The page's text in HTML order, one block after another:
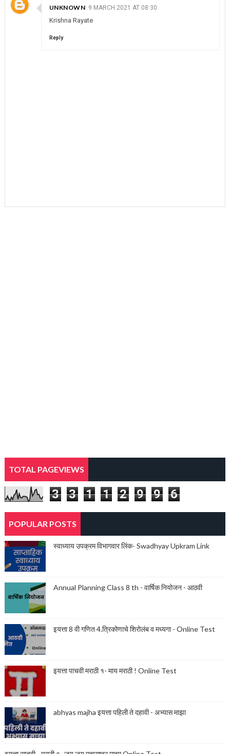
UNKNOWN 9 MARCH 2021 AT 08:30
Krishna Rayate
Reply
TOTAL PAGEVIEWS
3 3 1 1 2 9 9 6
POPULAR POSTS
स्वाध्याय उपक्रम विभागवार लिंक- Swadhyay Upkram Link
Annual Planning Class 8 th - वार्षिक नियोजन - आठवी
इयत्ता 8 वी गणित 4.त्रिकोणाचे शिरोलंब व मध्यगा - Online Test
इयत्ता पाचवी मराठी १- माय मराठी ! Online Test
abhyas majha इयत्ता पहिली ते दहावी - अभ्यास माझा